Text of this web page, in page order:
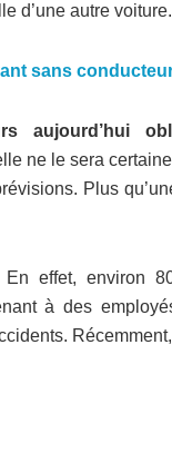
d’une autre voiture.
sans
aujourd’hui
ne le sera
Plus
effet, environ
à des
Récemment,